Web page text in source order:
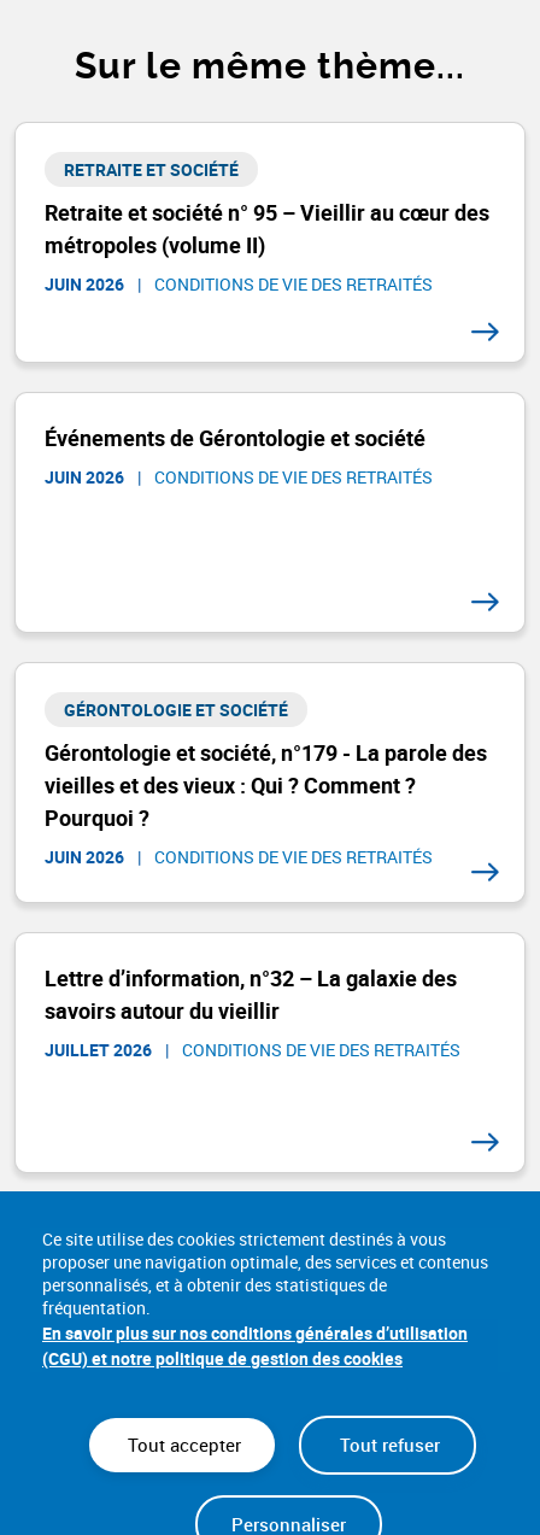
Sur le même thème...
Retraite et société n° 95 – Vieillir au cœur des
métropoles (volume II)
RETRAITE ET SOCIÉTÉ​
JUIN 2026 | CONDITIONS DE VIE DES RETRAITÉS
Événements de Gérontologie et société
JUIN 2026 | CONDITIONS DE VIE DES RETRAITÉS
Gérontologie et société, n°179 - La parole des
vieilles et des vieux : Qui ? Comment ?
Pourquoi ?
GÉRONTOLOGIE ET SOCIÉTÉ​
JUIN 2026 | CONDITIONS DE VIE DES RETRAITÉS
Lettre d’information, n°32 – La galaxie des
savoirs autour du vieillir
JUILLET 2026 | CONDITIONS DE VIE DES RETRAITÉS
Sites utiles
Accessibilité : conformité partielle
Ce site utilise des cookies strictement destinés à vous
proposer une navigation optimale, des services et contenus
personnalisés, et à obtenir des statistiques de
fréquentation.
En savoir plus sur nos conditions générales d’utilisation
(CGU) et notre politique de gestion des cookies
Tout accepter Tout refuser
Personnaliser